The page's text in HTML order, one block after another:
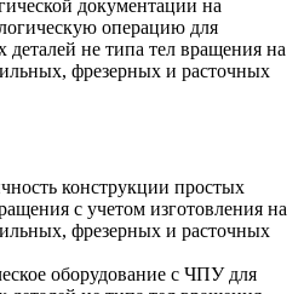
документации на
операцию для
деталей не типа тел вращения на
фрезерных и расточных
конструкции простых
с учетом изготовления на
фрезерных и расточных
оборудование с ЧПУ для